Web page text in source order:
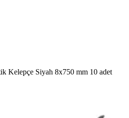
Kelepçe Siyah 8x750 mm 10 adet